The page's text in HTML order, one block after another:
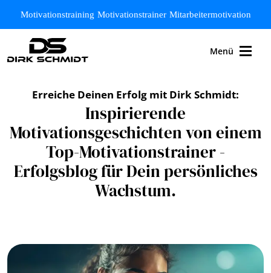
Motivationstraining Motivationstrainer Mitarbeitermotivation
Menü
Erreiche Deinen Erfolg mit Dirk Schmidt:
Inspirierende
Motivationsgeschichten von einem
Top-Motivationstrainer -
Erfolgsblog für Dein persönliches
Wachstum.